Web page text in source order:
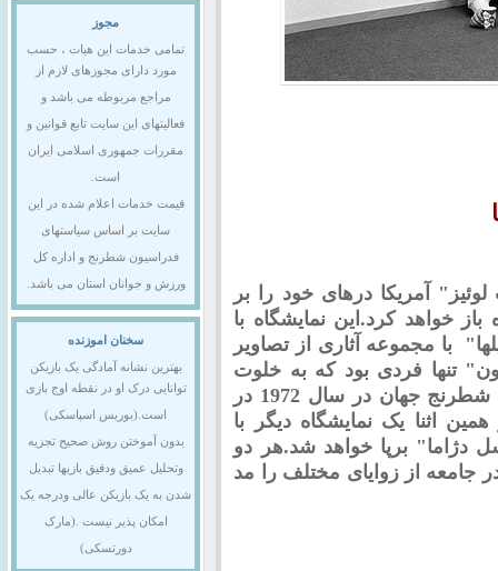
آمریکا درهای خود را بر
از 9 مارچ آینده باز خواهد کرد.این نمایشگاه با
با مجموعه آثاری از تصاویر
تنها فردی بود که به خلوت
"فیشر" در مسابقات حماسی قهرمانی شطرنج جهان در سال 1972 در
اثنا یک نمایشگاه دیگر با
دژاما" برپا خواهد شد.هر دو
از زوایای مختلف را مد
مجوز
تمامی خدمات این هیات ، حسب
مورد دارای مجوزهای لازم از
مراجع مربوطه می باشد و
فعالیتهای این سایت تابع قوانین و
مقررات جمهوری اسلامی ایران
است.
قیمت خدمات اعلام شده در این
سایت بر اساس سیاستهای
فدراسیون شطرنج و اداره کل
ورزش و جوانان استان می باشد.
سخنان اموزنده
بهترین نشانه آمادگی یک بازیکن
توانایی درک او در نقطه اوج بازی
است.(بوریس اسپاسکی)
بدون آموختن روش صحیح تجزیه
وتحلیل عمیق ودقیق بازیها تبدیل
شدن به یک بازیکن عالی ودرجه یک
امکان پذیر نیست .(مارک
دورتسکی)